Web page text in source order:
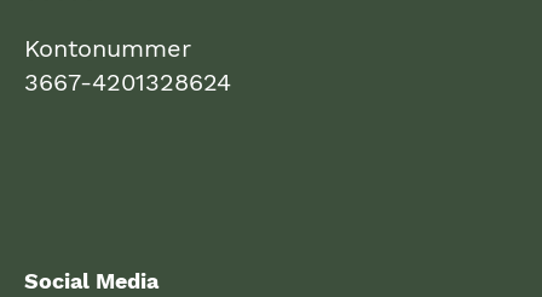
Kontonummer
3667-4201328624
Social Media